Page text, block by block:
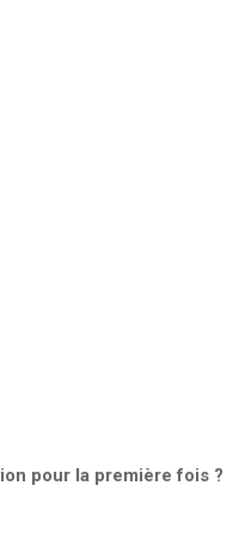
pour la première fois ?